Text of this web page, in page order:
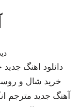
دانلود اهنگ جدید
خرید شال و
آهنگ جدید مترجم